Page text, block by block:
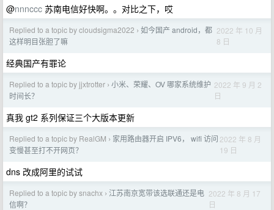
@nnnccc 苏南电信好快啊。。对比之下，哎
Replied to a topic by cloudsigma2022 › 如今国产 android，都
这样明目张胆了嘛
2022 年 10 月
8 日
经典国产有罪论
Replied to a topic by jjxtrotter › 小米、荣耀、OV 哪家系统维护
时间长？
2022 年 9 月 2
日
真我 gt2 系列保证三个大版本更新
Replied to a topic by RealGM › 家用路由器开启 IPV6， wifi 访问
变慢甚至打不开网页？
2022 年 8 月
19 日
dns 改成阿里的试试
Replied to a topic by snachx › 江苏南京宽带该选联通还是电
信啊？
2022 年 8 月 17
日